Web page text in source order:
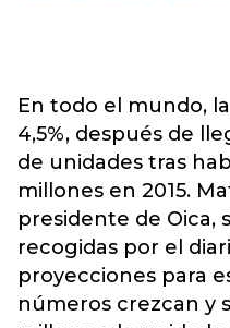
En todo el mundo,
4,5%, después de
de unidades tras
millones en 2015.
presidente de Oica,
recogidas por el
proyecciones para
números crezcan y